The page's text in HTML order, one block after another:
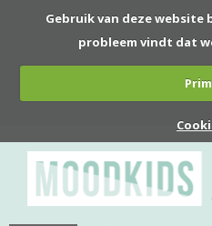
Gebruik van deze
probleem vindt dat